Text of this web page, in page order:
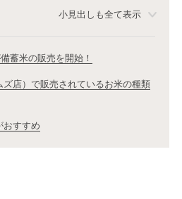
小見出しも全て表示
蓄米の販売を開始！
ズ店）で販売されているお米の種類
おすすめ